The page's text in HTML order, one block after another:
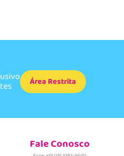
Área Restrita
Fale Conosco